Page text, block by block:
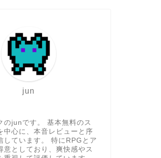
jun
のjunです。 基本無料のス
中心に、本音レビューと序
しています。 特にRPGとア
意としており、爽快感やス